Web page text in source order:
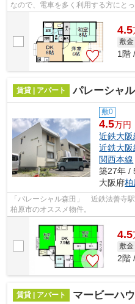
なので、電車を多く利用する方にと
4.5
敷金
1階
賃貸 | アパート パレーシャ
敷0
4.5万円
近鉄大阪
近鉄大阪
関西本線
築27年 /
大阪府柏
「パレーシャル森田」 近鉄法善寺
柏原市のオススメ物件。
4.5
敷金
2階
賃貸 | アパート マービーハ